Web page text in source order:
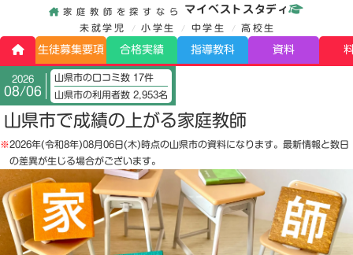
家庭教師を探すなら マイベストスタディ
未就学児 小学生 中学生 高校生
生徒募集要項 合格実績 指導教科 資料
2026
08/06
山県市の口コミ数 17件
山県市の利用者数 2,953名
山県市で成績の上がる家庭教師
※2026年(令和8年)08月06日(木)時点の山県市の資料になります。最新情報と数日
の差異が生じる場合がございます。